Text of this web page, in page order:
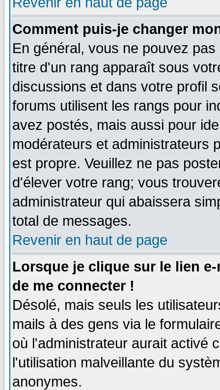
Comment puis-je changer
En général, vous ne pouvez
titre d'un rang apparaît sous
discussions et dans votre profil
forums utilisent les rangs pour
avez postés, mais aussi pour
modérateurs et administrateurs
est propre. Veuillez ne pas
d'élever votre rang; vous
administrateur qui abaissera
total de messages.
Revenir en haut de page
Lorsque je clique sur le lien
de me connecter !
Désolé, mais seuls les
mails à des gens via le
où l'administrateur aurait activé
l'utilisation malveillante du
anonymes.